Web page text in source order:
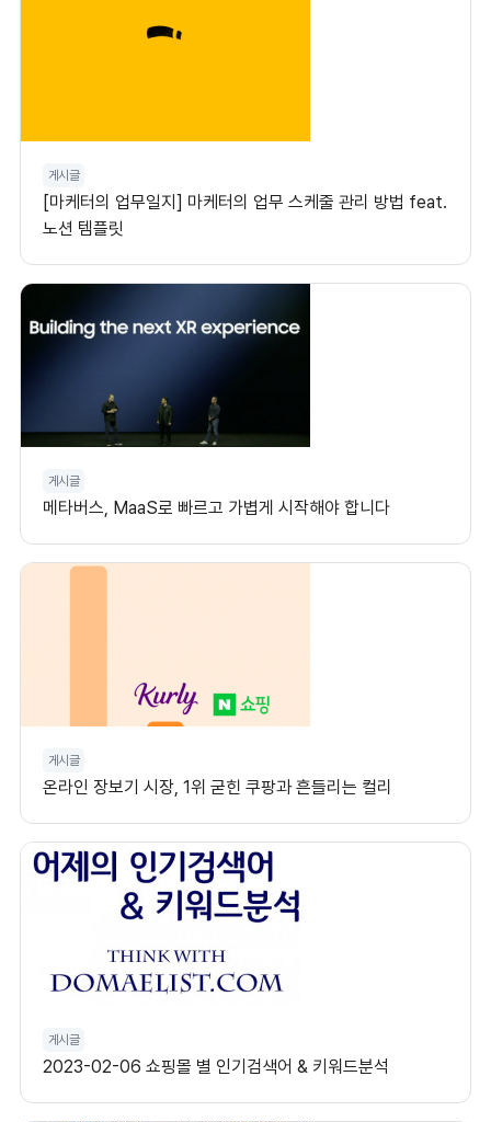
게시글
[마케터의 업무일지] 마케터의 업무 스케줄 관리 방법 feat.
노션 템플릿
게시글
메타버스, MaaS로 빠르고 가볍게 시작해야 합니다
게시글
온라인 장보기 시장, 1위 굳힌 쿠팡과 흔들리는 컬리
게시글
2023-02-06 쇼핑몰 별 인기검색어 & 키워드분석